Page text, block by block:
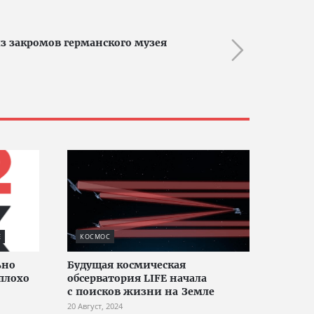
закромов германского музея
КОСМОС
Будущая космическая
обсерватория LIFE начала
с поисков жизни на Земле
20 Август, 2024